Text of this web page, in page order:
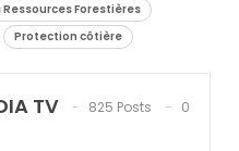
Forestières
Protection côtière
TV 825 Posts
0